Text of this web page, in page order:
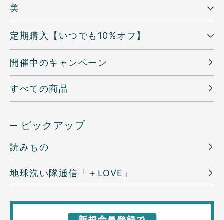
美
定期購入【いつでも10%オフ】
開催中のキャンペーン
すべての商品
─ ピックアップ
読みもの
地球洗い隊通信「＋LOVE」